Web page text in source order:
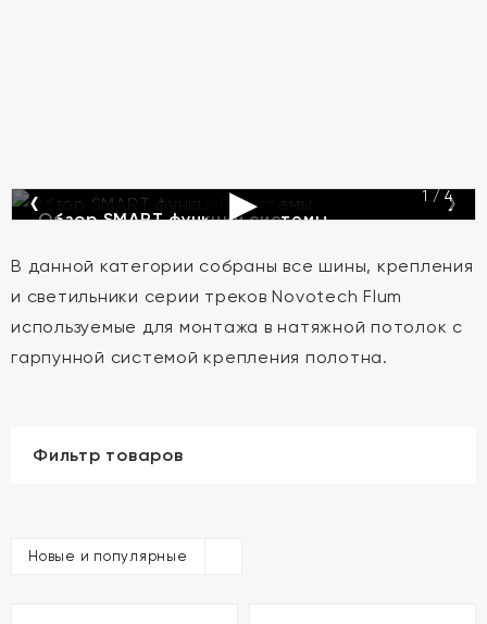
Обзор SMART функций системы
▶
‹ ›
1 / 4
В данной категории собраны все шины, крепления
и светильники серии треков Novotech Flum
используемые для монтажа в натяжной потолок с
гарпунной системой крепления полотна.
Фильтр товаров
Новые и популярные